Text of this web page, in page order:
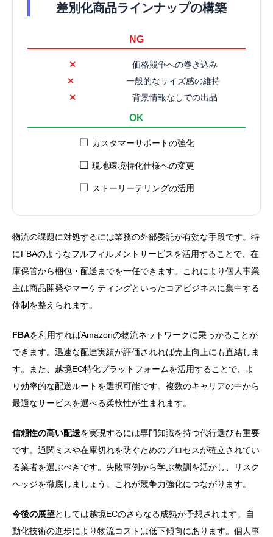
差別化商品ラインナップの構築
NG
✕
価格競争への巻き込み
✕
一般的なサイズ感の維持
✕
背景情報なしでの出品
OK
☐ カスタマーサポートの強化
☐ 現地環境特化仕様への変更
☐ ストーリーテリングの活用
物流の課題に対処するには業務の外部委託が有効な手段です。特
にFBAのようなフルフィルメントサービスを活用することで、在
庫保管から梱包・配送までを一任できます。これにより個人事業
主は商品開発やマーケティングといったコアビジネスに集中する
体制を整えられます。
FBAを利用すればAmazonの物流ネットワークに乗っかることが
できます。迅速な配達実績が評価されれば売上向上にも直結しま
す。また、越境EC特化プラットフォームを活用することで、よ
り効率的な配送ルートを選択可能です。複数のキャリアの中から
最適なサービスを選べる柔軟性が生まれます。
信頼性の高い配送を実現するには専門知識を持つ代行選びも重要
です。通関ミスや在庫切れを防ぐためのプロセスが確立されてい
る業者を選ぶべきです。失敗事例から学ぶ教訓を活かし、リスク
ヘッジを徹底しましょう。これが競争力強化につながります。
今後の展望としては越境ECのさらなる成熟が予想されます。自
動化技術の進歩により物流コストは低下傾向にあります。個人事